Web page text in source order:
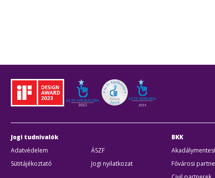
Jogi tudnivalók
Adatvédelem
ÁSZF
Sütitájékoztató
Jogi nyilatkozat
BKK
Fővárosi